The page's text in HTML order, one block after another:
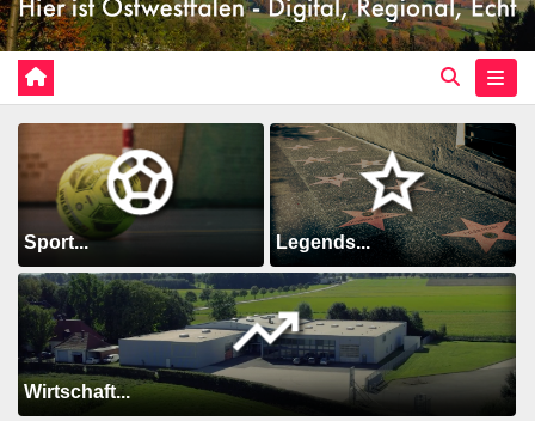
Sport... Legends...
Wirtschaft...